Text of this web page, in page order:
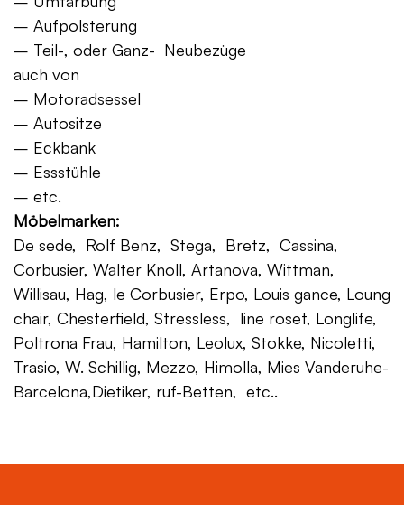
– Aufpolsterung
– Teil-, oder Ganz- Neubezüge
auch von
– Motoradsessel
– Autositze
– Eckbank
– Essstühle
– etc.
Möbelmarken:
De sede, Rolf Benz, Stega, Bretz, Cassina,
Corbusier, Walter Knoll, Artanova, Wittman,
Willisau, Hag, le Corbusier, Erpo, Louis gance, Loung
chair, Chesterfield, Stressless, line roset, Longlife,
Poltrona Frau, Hamilton, Leolux, Stokke, Nicoletti,
Trasio, W. Schillig, Mezzo, Himolla, Mies Vanderuhe-
Barcelona,Dietiker, ruf-Betten, etc..